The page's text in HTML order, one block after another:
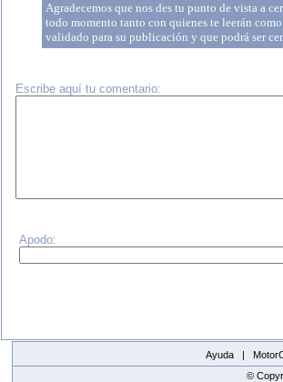
Agradecemos que nos des tu punto de vista a
todo momento tanto con quienes te leerán
validado para su publicación y que podrá ser
Escribe aquí tu comentario:
Apodo:
Ayuda |
©